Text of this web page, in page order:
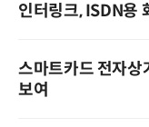
인터링크, ISDN용
스마트카드 전자
보여